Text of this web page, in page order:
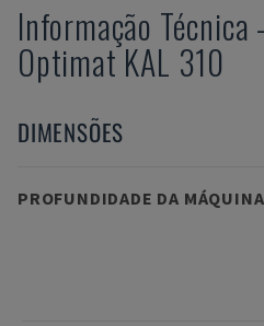
Informação Técnica -
Optimat KAL 310
DIMENSÕES
PROFUNDIDADE DA MÁQUINA